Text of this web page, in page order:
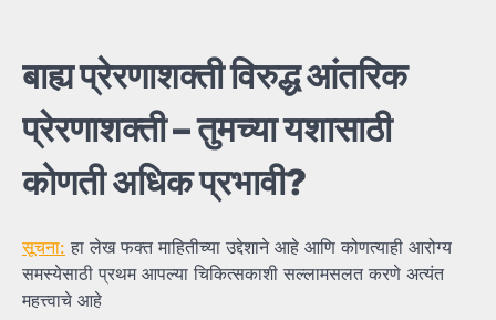
बाह्यप्रेरणाशक्तीविरुद्धआंतरिक
प्रेरणाशक्ती –तुमच्यायशासाठी
कोणतीअधिकप्रभावी?
सूचना: हा लेख फक्त माहितीच्या उद्देशाने आहे आणि कोणत्याही आरोग्य
समस्येसाठी प्रथम आपल्या चिकित्सकाशी सल्लामसलत करणे अत्यंत
महत्त्वाचे आहे